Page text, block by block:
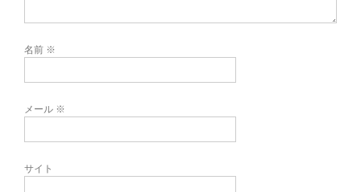
名前 ※
メール ※
サイト